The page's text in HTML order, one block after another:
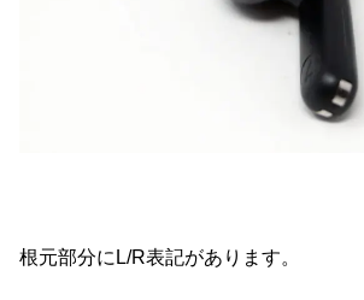
根元部分にL/R表記があります。